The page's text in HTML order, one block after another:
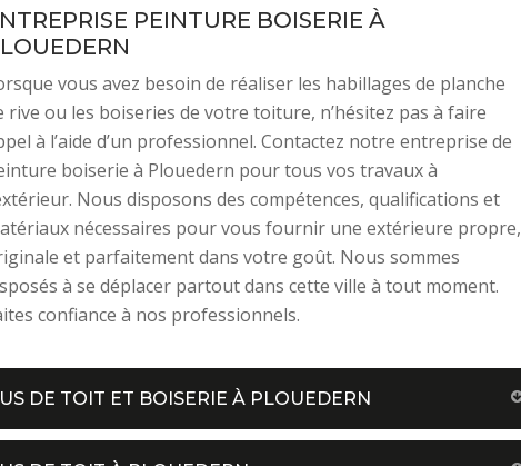
PEINTURE BOISERIE À
vous avez besoin de réaliser les habillages de planche
rive ou les boiseries de votre toiture, n’hésitez pas à faire
à l’aide d’un professionnel. Contactez notre entreprise de
boiserie à Plouedern pour tous vos travaux à
Nous disposons des compétences, qualifications et
nécessaires pour vous fournir une extérieure propre,
et parfaitement dans votre goût. Nous sommes
à se déplacer partout dans cette ville à tout moment.
confiance à nos professionnels.
DE TOIT ET BOISERIE À PLOUEDERN